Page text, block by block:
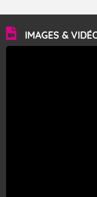
IMAGES &